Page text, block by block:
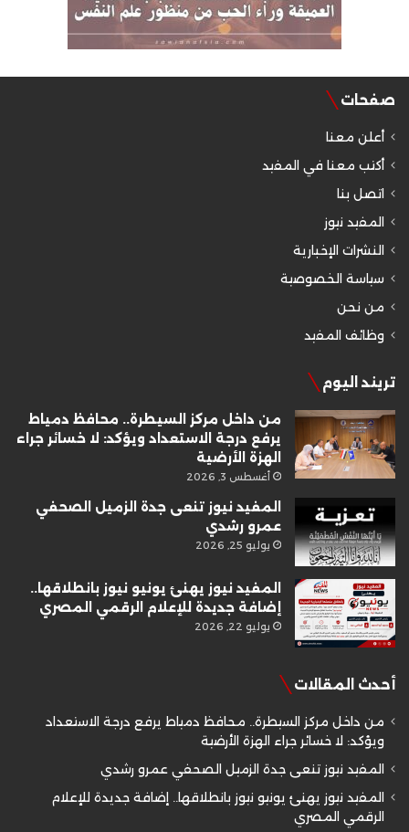
صفحات
أعلن معنا
أكتب معنا في المفيد
اتصل بنا
المفيد نيوز
النشرات الإخبارية
سياسة الخصوصية
من نحن
وظائف المفيد
تريند اليوم
من داخل مركز السيطرة.. محافظ دمياط
يرفع درجة الاستعداد ويؤكد: لا خسائر جراء
الهزة الأرضية
أغسطس 3, 2026
المفيد نيوز تنعى جدة الزميل الصحفي
عمرو رشدي
يوليو 25, 2026
المفيد نيوز يهنئ يونيو نيوز بانطلاقها..
إضافة جديدة للإعلام الرقمي المصري
يوليو 22, 2026
أحدث المقالات
من داخل مركز السيطرة.. محافظ دمياط يرفع درجة الاستعداد
ويؤكد: لا خسائر جراء الهزة الأرضية
المفيد نيوز تنعى جدة الزميل الصحفي عمرو رشدي
المفيد نيوز يهنئ يونيو نيوز بانطلاقها.. إضافة جديدة للإعلام
الرقمي المصري